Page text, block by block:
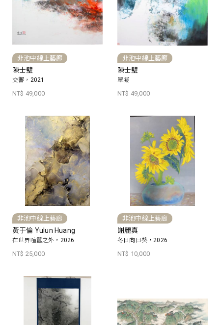
非池中線上藝廊
陳士璧
交響，2021
NT$ 49,000
非池中線上藝廊
陳士璧
翠凝
NT$ 49,000
非池中線上藝廊
黃于倫 Yulun Huang
在世界喧囂之外，2026
NT$ 25,000
非池中線上藝廊
謝麗真
冬日向日葵，2026
NT$ 10,000